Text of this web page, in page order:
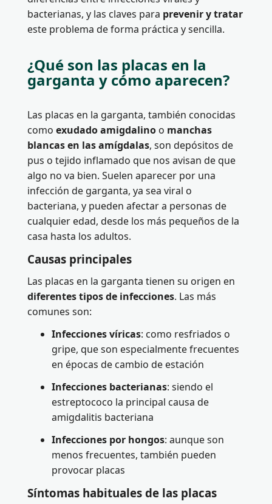
bacterianas, y las claves para prevenir y tratar
este problema de forma práctica y sencilla.
¿Qué son las placas en la
garganta y cómo aparecen?
Las placas en la garganta, también conocidas
como exudado amigdalino o manchas
blancas en las amígdalas, son depósitos de
pus o tejido inflamado que nos avisan de que
algo no va bien. Suelen aparecer por una
infección de garganta, ya sea viral o
bacteriana, y pueden afectar a personas de
cualquier edad, desde los más pequeños de la
casa hasta los adultos.
Causas principales
Las placas en la garganta tienen su origen en
diferentes tipos de infecciones. Las más
comunes son:
Infecciones víricas: como resfriados o
gripe, que son especialmente frecuentes
en épocas de cambio de estación
Infecciones bacterianas: siendo el
estreptococo la principal causa de
amigdalitis bacteriana
Infecciones por hongos: aunque son
menos frecuentes, también pueden
provocar placas
Síntomas habituales de las placas